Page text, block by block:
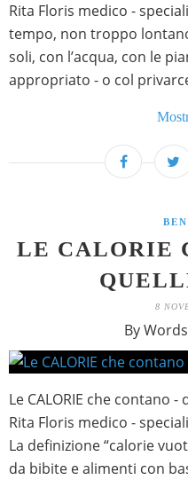
Rita Floris medico -
tempo, non troppo
soli, con l’acqua, con le
appropriato - o col
LE CALORIE
8
By
Le CALORIE che contano
Rita Floris medico -
La definizione “calorie
da bibite e alimenti con